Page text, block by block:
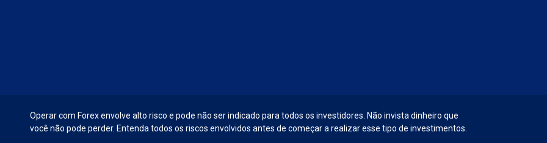
Operar com Forex envolve alto risco e pode não ser indicado para todos os investidores. Não invista dinheiro que
você não pode perder. Entenda todos os riscos envolvidos antes de começar a realizar esse tipo de investimentos.